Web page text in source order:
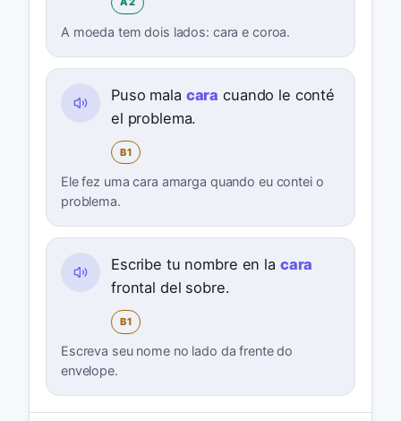
A moeda tem dois lados: cara e coroa.
Puso mala cara cuando le conté
el problema.
B1
Ele fez uma cara amarga quando eu contei o
problema.
Escribe tu nombre en la cara
frontal del sobre.
B1
Escreva seu nome no lado da frente do
envelope.